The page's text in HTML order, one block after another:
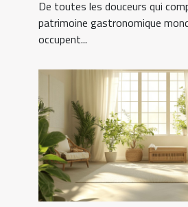
De toutes les douceurs qui
patrimoine gastronomique
occupent...